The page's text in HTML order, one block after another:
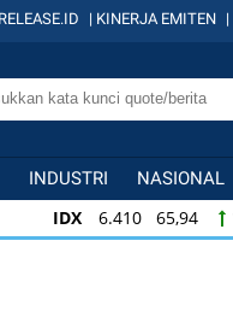
| KINERJA EMITEN |
INDUSTRI NASIONAL
IDX 6.410 65,94
KOMPAS100
845